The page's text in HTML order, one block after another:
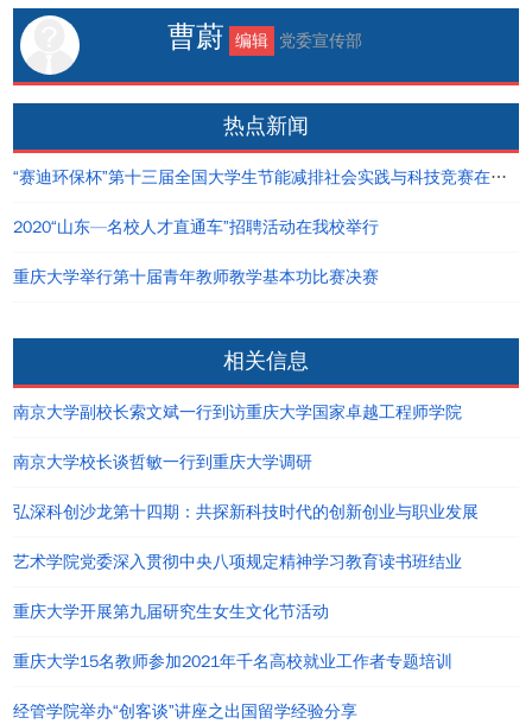
曹蔚 编辑 党委宣传部
热点新闻
“赛迪环保杯”第十三届全国大学生节能减排社会实践与科技竞赛在重庆大学举办
2020“山东—名校人才直通车”招聘活动在我校举行
重庆大学举行第十届青年教师教学基本功比赛决赛
相关信息
南京大学副校长索文斌一行到访重庆大学国家卓越工程师学院
南京大学校长谈哲敏一行到重庆大学调研
弘深科创沙龙第十四期：共探新科技时代的创新创业与职业发展
艺术学院党委深入贯彻中央八项规定精神学习教育读书班结业
重庆大学开展第九届研究生女生文化节活动
重庆大学15名教师参加2021年千名高校就业工作者专题培训
经管学院举办“创客谈”讲座之出国留学经验分享